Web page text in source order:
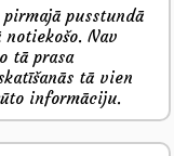
pusstundā
Nav
tā prasa
tā vien
informāciju.